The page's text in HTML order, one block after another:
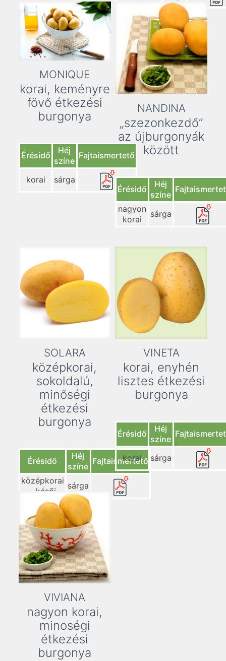
MONIQUE
korai, keményre
fövő étkezési
burgonya
Érésidő
Héj
színe
Fajtaismertető
korai sárga
NANDINA
„szezonkezdő”
az újburgonyák
között
Érésidő
Héj
színe
nagyon
korai
sárga
SOLARA
középkorai,
sokoldalú,
minőségi
étkezési
burgonya
Érésidő
Héj
színe
Fajtaismertető
középkorai
– késői
sárga
VINETA
korai, enyhén
lisztes étkezési
burgonya
Érésidő
Héj
színe
korai sárga
VIVIANA
nagyon korai,
minoségi
étkezési
burgonya